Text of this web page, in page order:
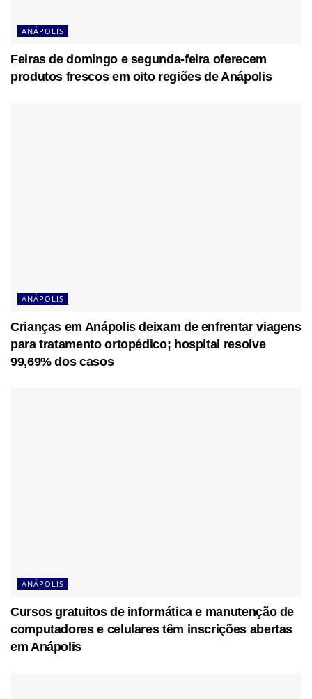
ANÁPOLIS
Feiras de domingo e segunda-feira oferecem
produtos frescos em oito regiões de Anápolis
ANÁPOLIS
Crianças em Anápolis deixam de enfrentar viagens
para tratamento ortopédico; hospital resolve
99,69% dos casos
ANÁPOLIS
Cursos gratuitos de informática e manutenção de
computadores e celulares têm inscrições abertas
em Anápolis